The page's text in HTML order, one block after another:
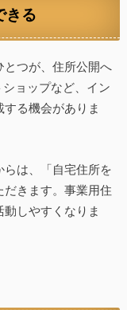
きる
とつが、住所公開へ
ョップなど、イン
る機会がありま
は、「自宅住所を
きます。事業用住
しやすくなりま